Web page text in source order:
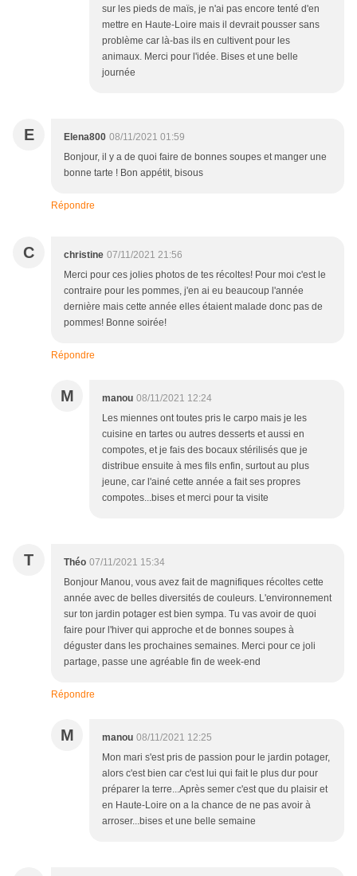
sur les pieds de maïs, je n'ai pas encore tenté d'en
mettre en Haute-Loire mais il devrait pousser sans
problème car là-bas ils en cultivent pour les
animaux. Merci pour l'idée. Bises et une belle
journée
E Elena800 08/11/2021 01:59
Bonjour, il y a de quoi faire de bonnes soupes et manger une
bonne tarte ! Bon appétit, bisous
Répondre
C christine 07/11/2021 21:56
Merci pour ces jolies photos de tes récoltes! Pour moi c'est le
contraire pour les pommes, j'en ai eu beaucoup l'année
dernière mais cette année elles étaient malade donc pas de
pommes! Bonne soirée!
Répondre
M manou 08/11/2021 12:24
Les miennes ont toutes pris le carpo mais je les
cuisine en tartes ou autres desserts et aussi en
compotes, et je fais des bocaux stérilisés que je
distribue ensuite à mes fils enfin, surtout au plus
jeune, car l'ainé cette année a fait ses propres
compotes...bises et merci pour ta visite
T Théo 07/11/2021 15:34
Bonjour Manou, vous avez fait de magnifiques récoltes cette
année avec de belles diversités de couleurs. L'environnement
sur ton jardin potager est bien sympa. Tu vas avoir de quoi
faire pour l'hiver qui approche et de bonnes soupes à
déguster dans les prochaines semaines. Merci pour ce joli
partage, passe une agréable fin de week-end
Répondre
M manou 08/11/2021 12:25
Mon mari s'est pris de passion pour le jardin potager,
alors c'est bien car c'est lui qui fait le plus dur pour
préparer la terre...Après semer c'est que du plaisir et
en Haute-Loire on a la chance de ne pas avoir à
arroser...bises et une belle semaine